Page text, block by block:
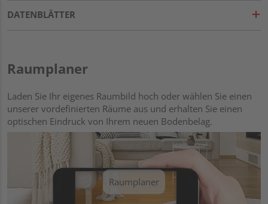
DATENBLÄTTER
Raumplaner
Laden Sie Ihr eigenes Raumbild hoch oder wählen Sie einen
unserer vordefinierten Räume aus und erhalten Sie einen
optischen Eindruck von Ihrem neuen Bodenbelag.
Raumplaner